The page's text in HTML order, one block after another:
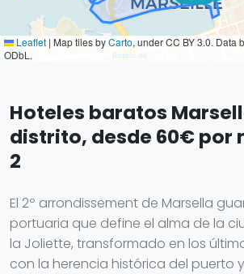
Leaflet | Map tiles byCarto, under CC BY 3.0. Data
ODbL.
Hoteles baratos
distrito, desde 60€ por
2
El 2º arrondissement de Marsella
portuaria que define el alma de la
la Joliette, transformado en los
con la herencia histórica del puerto